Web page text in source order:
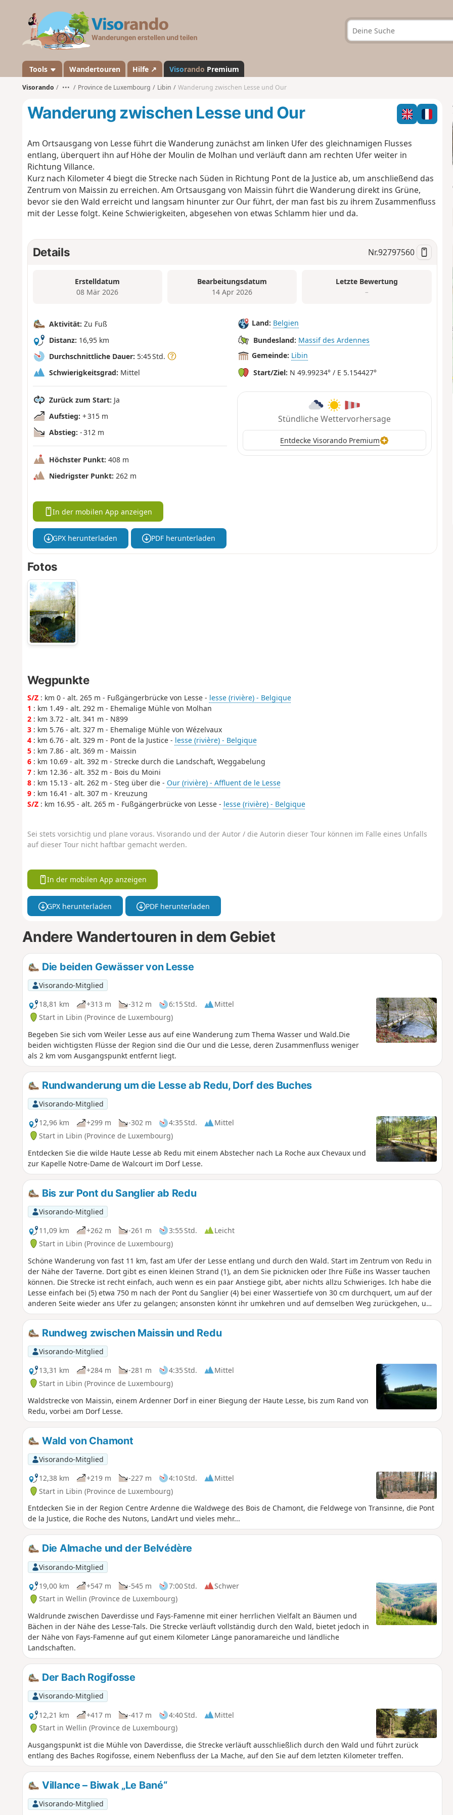
a
n
d
Tools Wandertouren Hilfe ↗ Visorando Premium
Visorando ••• Province de Luxembourg Libin Wanderung zwischen Lesse und Our
Wanderung zwischen Lesse und Our
Am Ortsausgang von Lesse führt die Wanderung zunächst am linken Ufer des gleichnamigen Flusses
entlang, überquert ihn auf Höhe der Moulin de Molhan und verläuft dann am rechten Ufer weiter in
Richtung Villance.
Kurz nach Kilometer 4 biegt die Strecke nach Süden in Richtung Pont de la Justice ab, um anschließend das
Zentrum von Maissin zu erreichen. Am Ortsausgang von Maissin führt die Wanderung direkt ins Grüne,
bevor sie den Wald erreicht und langsam hinunter zur Our führt, der man fast bis zu ihrem Zusammenfluss
mit der Lesse folgt. Keine Schwierigkeiten, abgesehen von etwas Schlamm hier und da.
Details Nr.92797560
Erstelldatum
08 Mär 2026
Bearbeitungsdatum
14 Apr 2026
Letzte Bewertung
–
Aktivität: Zu Fuß
Distanz: 16,95 km
Durchschnittliche Dauer: 5:45 Std.
Schwierigkeitsgrad: Mittel
Zurück zum Start: Ja
Aufstieg: + 315 m
Abstieg: - 312 m
Höchster Punkt: 408 m
Niedrigster Punkt: 262 m
Land: Belgien
Bundesland: Massif des Ardennes
Gemeinde: Libin
Start/Ziel: N 49.99234° / E 5.154427°
Stündliche Wettervorhersage
Entdecke Visorando Premium
In der mobilen App anzeigen
GPX herunterladen PDF herunterladen
Fotos
Wegpunkte
S/Z: km 0 - alt. 265 m - Fußgängerbrücke von Lesse - lesse (rivière) - Belgique
1 : km 1.49 - alt. 292 m - Ehemalige Mühle von Molhan
2: km 3.72 - alt. 341 m - N899
3: km 5.76 - alt. 327 m - Ehemalige Mühle von Wézelvaux
4: km 6.76 - alt. 329 m - Pont de la Justice - lesse (rivière) - Belgique
5: km 7.86 - alt. 369 m - Maissin
6: km 10.69 - alt. 392 m - Strecke durch die Landschaft, Weggabelung
7: km 12.36 - alt. 352 m - Bois du Moini
8: km 15.13 - alt. 262 m - Steg über die - Our (rivière) - Affluent de le Lesse
9: km 16.41 - alt. 307 m - Kreuzung
S/Z: km 16.95 - alt. 265 m - Fußgängerbrücke von Lesse - lesse (rivière) - Belgique
Sei stets vorsichtig und plane voraus. Visorando und der Autor / die Autorin dieser Tour können im Falle eines Unfalls
auf dieser Tour nicht haftbar gemacht werden.
In der mobilen App anzeigen
GPX herunterladen PDF herunterladen
Andere Wandertouren in dem Gebiet
Die beiden Gewässer von Lesse
Visorando-Mitglied
18,81 km
+313 m -312 m 6:15 Std.
Mittel
Start in Libin (Province de Luxembourg)
Begeben Sie sich vom Weiler Lesse aus auf eine Wanderung zum Thema Wasser und Wald.Die
beiden wichtigsten Flüsse der Region sind die Our und die Lesse, deren Zusammenfluss weniger
als 2 km vom Ausgangspunkt entfernt liegt.
Rundwanderung um die Lesse ab Redu, Dorf des Buches
Visorando-Mitglied
12,96 km
+299 m -302 m 4:35 Std.
Mittel
Start in Libin (Province de Luxembourg)
Entdecken Sie die wilde Haute Lesse ab Redu mit einem Abstecher nach La Roche aux Chevaux und
zur Kapelle Notre-Dame de Walcourt im Dorf Lesse.
Bis zur Pont du Sanglier ab Redu
Visorando-Mitglied
11,09 km
+262 m -261 m 3:55 Std.
Leicht
Start in Libin (Province de Luxembourg)
Schöne Wanderung von fast 11 km, fast am Ufer der Lesse entlang und durch den Wald. Start im Zentrum von Redu in
der Nähe der Taverne. Dort gibt es einen kleinen Strand (1), an dem Sie picknicken oder Ihre Füße ins Wasser tauchen
können. Die Strecke ist recht einfach, auch wenn es ein paar Anstiege gibt, aber nichts allzu Schwieriges. Ich habe die
Lesse einfach bei (5) etwa 750 m nach der Pont du Sanglier (4) bei einer Wassertiefe von 30 cm durchquert, um auf der
anderen Seite wieder ans Ufer zu gelangen; ansonsten könnt ihr umkehren und auf demselben Weg zurückgehen, um
die Route an der Pont du Sanglier wieder aufzunehmen. Und zum Abschluss ein Glas auf der Terrasse der Taverne am
Rundweg zwischen Maissin und Redu
Visorando-Mitglied
13,31 km
+284 m -281 m 4:35 Std.
Mittel
Start in Libin (Province de Luxembourg)
Waldstrecke von Maissin, einem Ardenner Dorf in einer Biegung der Haute Lesse, bis zum Rand von
Redu, vorbei am Dorf Lesse.
Wald von Chamont
Visorando-Mitglied
12,38 km
+219 m -227 m 4:10 Std.
Mittel
Start in Libin (Province de Luxembourg)
Entdecken Sie in der Region Centre Ardenne die Waldwege des Bois de Chamont, die Feldwege von Transinne, die Pont
de la Justice, die Roche des Nutons, LandArt und vieles mehr...
Die Almache und der Belvédère
Visorando-Mitglied
19,00 km
+547 m -545 m 7:00 Std.
Schwer
Start in Wellin (Province de Luxembourg)
Waldrunde zwischen Daverdisse und Fays-Famenne mit einer herrlichen Vielfalt an Bäumen und
Bächen in der Nähe des Lesse-Tals. Die Strecke verläuft vollständig durch den Wald, bietet jedoch in
der Nähe von Fays-Famenne auf gut einem Kilometer Länge panoramareiche und ländliche
Landschaften.
Der Bach Rogifosse
Visorando-Mitglied
12,21 km
+417 m -417 m 4:40 Std.
Mittel
Start in Wellin (Province de Luxembourg)
Ausgangspunkt ist die Mühle von Daverdisse, die Strecke verläuft ausschließlich durch den Wald und führt zurück
entlang des Baches Rogifosse, einem Nebenfluss der La Mache, auf den Sie auf dem letzten Kilometer treffen.
Villance – Biwak „Le Bané“
Visorando-Mitglied